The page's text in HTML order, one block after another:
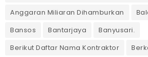
Anggaran Miliaran Dihamburkan
Bansos
Bantarjaya
Banyusari.
Berikut Daftar Nama Kontraktor